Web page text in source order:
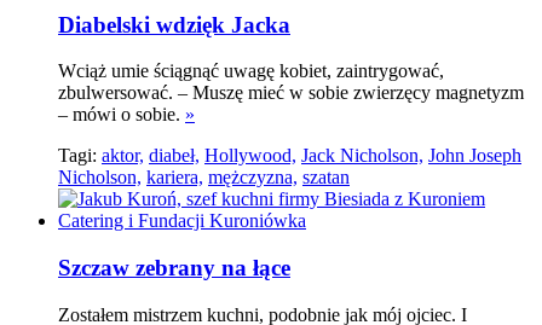
Diabelski wdzięk Jacka
Wciąż umie ściągnąć uwagę kobiet, zaintrygować,
zbulwersować. – Muszę mieć w sobie zwierzęcy magnetyzm
– mówi o sobie. »
Tagi: aktor, diabeł, Hollywood, Jack Nicholson, John Joseph
Nicholson, kariera, mężczyzna, szatan
Szczaw zebrany na łące
Zostałem mistrzem kuchni, podobnie jak mój ojciec. I